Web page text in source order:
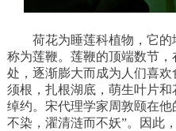
荷花为睡莲科植物，它的
称为莲鞭。莲鞭的顶端数节
处，逐渐膨大而成为人们喜
须根，扎根湖底，萌生叶片
绰约。宋代理学家周敦颐在
不染，濯清涟而不妖”。因此